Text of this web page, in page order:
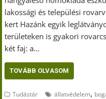
lakossági és települési
kert Hazánk egyik
területeken is gyakori
két faj: a…
TOVÁBB OLVASOM
Tudástár állatvédelem,